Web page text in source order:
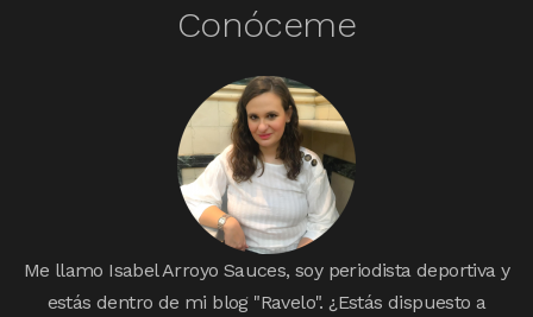
Conóceme
Me llamo Isabel Arroyo Sauces, soy periodista deportiva y
estás dentro de mi blog "Ravelo". ¿Estás dispuesto a